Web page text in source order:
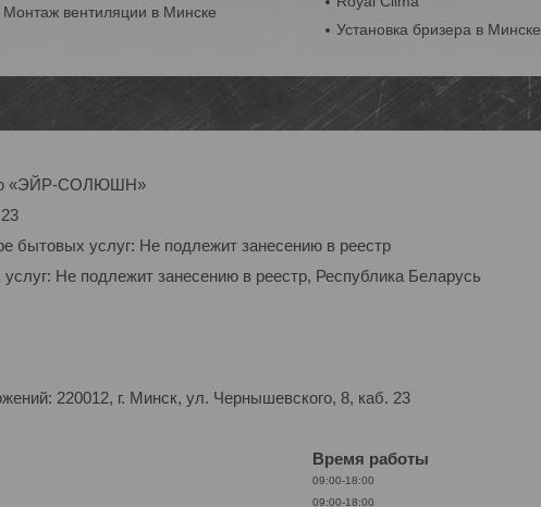
Монтаж вентиляции в Минске
Установка бризера в Минске
«ЭЙР-СОЛЮШН»
бытовых услуг: Не подлежит занесению в реестр
Не подлежит занесению в реестр, Республика Беларусь
220012, г. Минск, ул. Чернышевского, 8, каб. 23
Время работы
09:00-18:00
09:00-18:00